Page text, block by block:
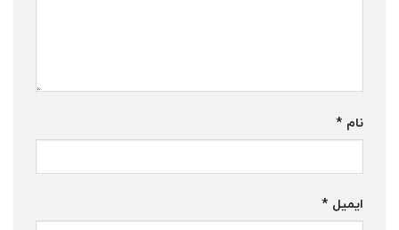
نام *
ایمیل *